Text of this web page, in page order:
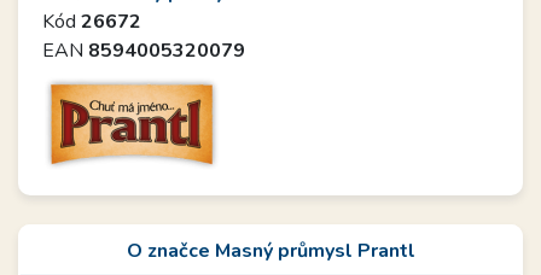
Kód 26672
EAN 8594005320079
O značce Masný průmysl Prantl